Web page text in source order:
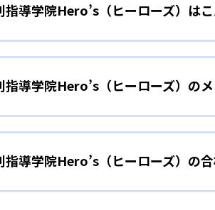
指導学院Hero’sの最大の強みは、低価
い。自分の苦手な科目のみ受講するこ
、授業料が安いだけでなく、中学生の
たすことができなければ、その次の1学
点未満ならば、＋20点以上。
点以上ならば、80点以上。
指導学院Hero’s（ヒーローズ）は
学習を習慣化したい人に
については、勉強する習慣を身に付
方もおすすめである。
指導学院Hero’s（ヒーローズ）の
なメリットがある？
ーズの最大のメリットは価格の安さ
指導学院Hero’s（ヒーローズ）の